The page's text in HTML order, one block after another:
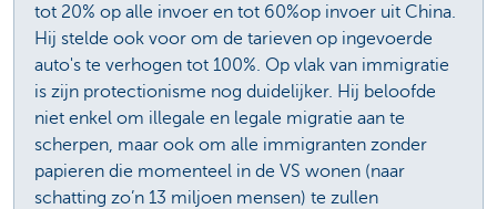
tot 20% op alle invoer en tot 60%op invoer uit China.
Hij stelde ook voor om de tarieven op ingevoerde
auto's te verhogen tot 100%. Op vlak van immigratie
is zijn protectionisme nog duidelijker. Hij beloofde
niet enkel om illegale en legale migratie aan te
scherpen, maar ook om alle immigranten zonder
papieren die momenteel in de VS wonen (naar
schatting zo’n 13 miljoen mensen) te zullen